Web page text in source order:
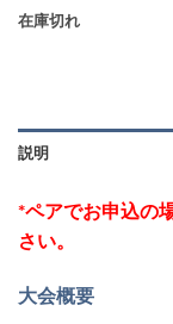
在庫切れ
説明
*ペアでお申込の
さい。
大会概要